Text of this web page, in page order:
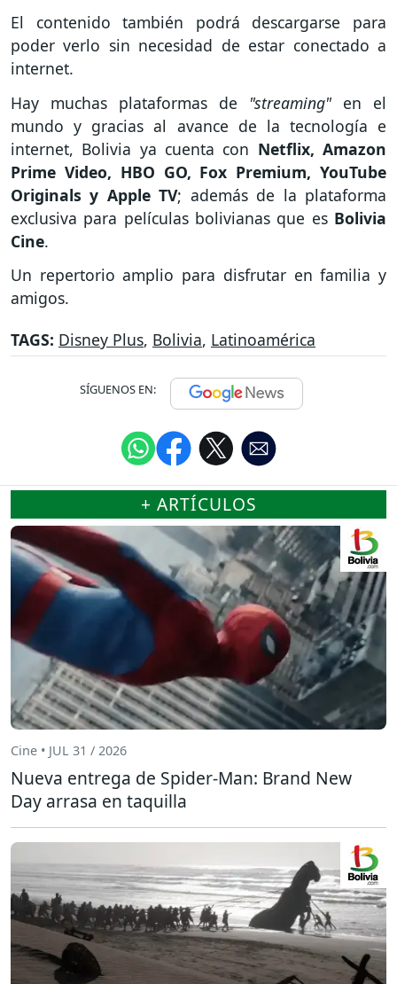
El contenido también podrá descargarse para
poder verlo sin necesidad de estar conectado a
internet.
Hay muchas plataformas de "streaming" en el
mundo y gracias al avance de la tecnología e
internet, Bolivia ya cuenta con Netflix, Amazon
Prime Video, HBO GO, Fox Premium, YouTube
Originals y Apple TV; además de la plataforma
exclusiva para películas bolivianas que es Bolivia
Cine.
Un repertorio amplio para disfrutar en familia y
amigos.
TAGS: Disney Plus, Bolivia, Latinoamérica
SÍGUENOS EN:
+ ARTÍCULOS
Cine • JUL 31 / 2026
Nueva entrega de Spider-Man: Brand New
Day arrasa en taquilla